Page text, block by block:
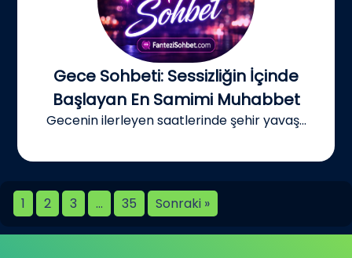
Gece Sohbeti: Sessizliğin İçinde
Başlayan En Samimi Muhabbet
Gecenin ilerleyen saatlerinde şehir yavaş...
1 2 3 … 35 Sonraki »